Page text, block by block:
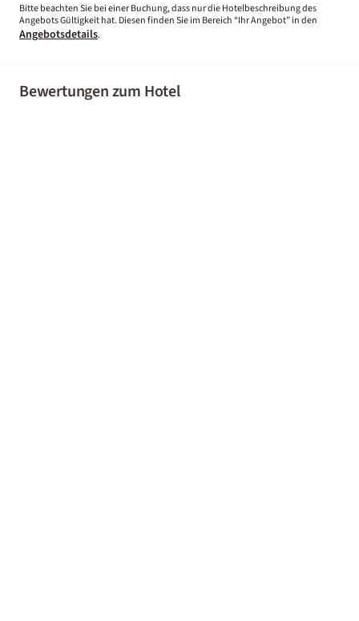
Bitte beachten Sie bei einer Buchung, dass nur die Hotelbeschreibung des
Angebots Gültigkeit hat. Diesen finden Sie im Bereich “Ihr Angebot” in den
Angebotsdetails.
Bewertungen zum Hotel